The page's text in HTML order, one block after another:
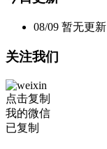
08/09 暂无更新
关注我们
点击复制
我的微信
已复制